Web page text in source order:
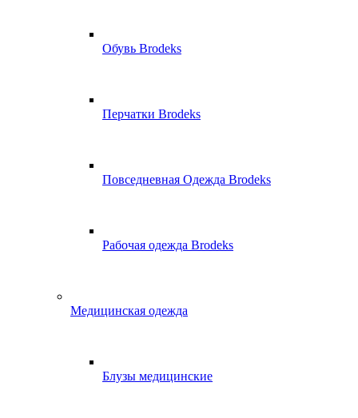
Обувь Brodeks
Перчатки Brodeks
Повседневная Одежда Brodeks
Рабочая одежда Brodeks
Медицинская одежда
Блузы медицинские